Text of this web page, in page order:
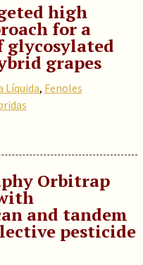
high
for a
grapes
Líquida, Fenoles
Orbitrap
and tandem
pesticide